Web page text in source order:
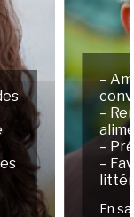
–
–
–
–
En